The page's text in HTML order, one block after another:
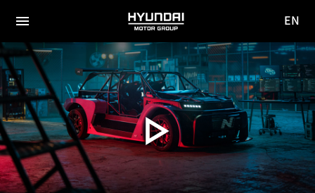
전체
메뉴
HYUNDAI
MOTOR
GROUP
사이
이동
EN